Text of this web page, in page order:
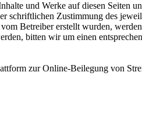
und Werke auf diesen Seiten
schriftlichen Zustimmung des
Betreiber erstellt wurden,
bitten wir um einen
zur Online-Beilegung von